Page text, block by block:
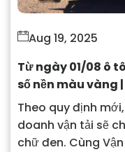
Aug 19, 2025
Từ ngày 01/08 ô
số nền màu vàng
Theo quy định
doanh vận tải sẽ
chữ đen. Cùng